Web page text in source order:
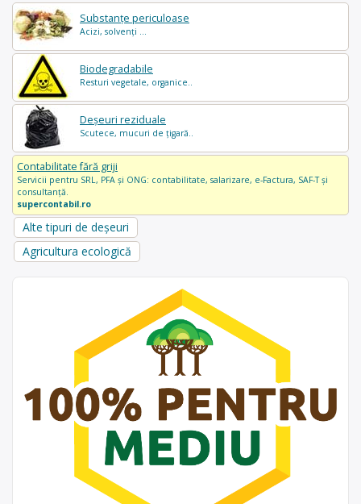
Substanțe periculoase
Acizi, solvenți ...
Biodegradabile
Resturi vegetale, organice..
Deșeuri reziduale
Scutece, mucuri de țigară..
Contabilitate fără griji
Servicii pentru SRL, PFA și ONG: contabilitate, salarizare, e-Factura, SAF-T și
consultanță.
supercontabil.ro
Alte tipuri de deșeuri
Agricultura ecologică